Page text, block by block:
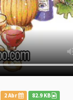
2 Abr 82.9 KB